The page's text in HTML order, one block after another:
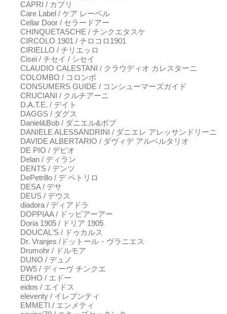
CAPRI / カプリ
Care Label / ケア レーベル
Cellar Door / セラードアー
CHINQUETASCHE / チンクエタスケ
CIRCOLO 1901 / チロコロ1901
CIRIELLO / チリエッロ
Cisei / チセイ / シセイ
CLAUDIO CALESTANI / クラウディオ カレスターニ
COLOMBO / コロンボ
CONSUMERS GUIDE / コンシューマーズガイド
CRUCIANI / クルチアーニ
D.A.T.E. / デイト
DAGGS / ダグス
Daniel&Bob / ダニエル&ボブ
DANIELE ALESSANDRINI / ダニエレ アレッサンドリーニ
DAVIDE ALBERTARIO / ダヴィデ アルベルタリオ
DE PIO / デピオ
Delan / ディラン
DENTS / デンツ
DePetrillo / デ ペトリロ
DESA / デサ
DEUS / デウス
diadora / ディアドラ
DOPPIAA / ドッピアーアー
Doria 1905 / ドリア 1905
DOUCAL'S / ドゥカルス
Dr. Vranjes /ドットール・ヴラニエス
Drumohr / ドルモア
DUNO / デュノ
DW5 / ディーヴ チンクエ
EDHO / エドー
eidos / エイドス
eleventy / イレブンティ
EMMETI / エンメティ